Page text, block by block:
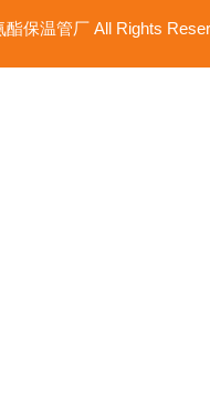
酯保温管厂 All Rights